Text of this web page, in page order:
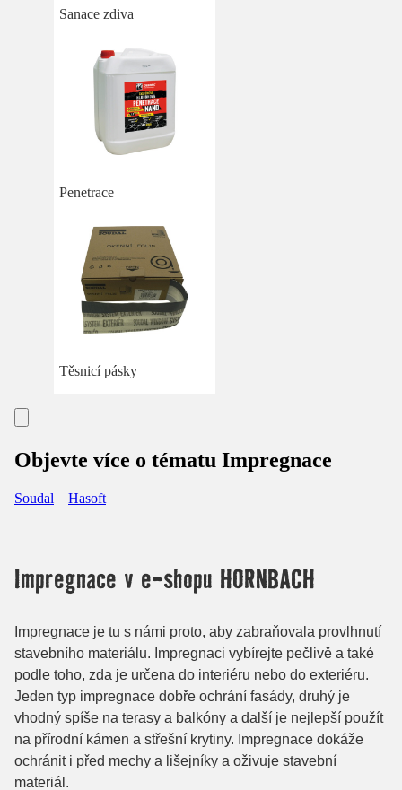
Sanace zdiva
Penetrace
Těsnicí pásky
Objevte více o tématu Impregnace
Soudal Hasoft